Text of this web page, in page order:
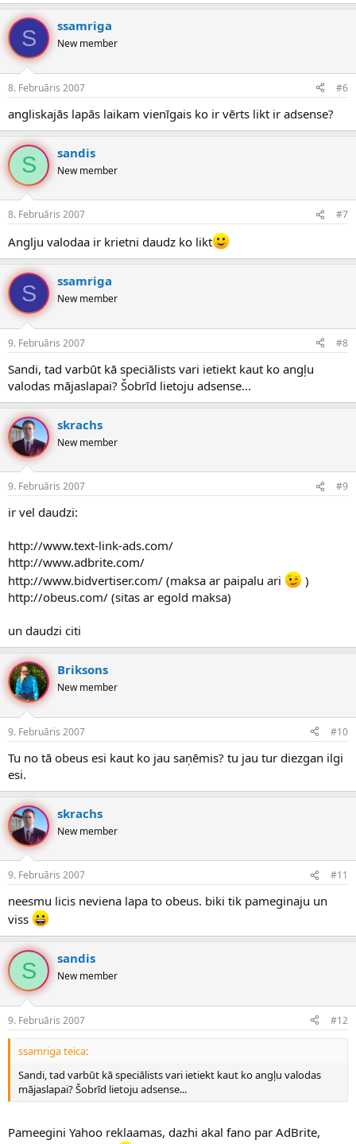
S ssamriga
New member
8. Februāris 2007 #6
angliskajās lapās laikam vienīgais ko ir vērts likt ir adsense?
S sandis
New member
8. Februāris 2007 #7
Anglju valodaa ir krietni daudz ko likt
S ssamriga
New member
9. Februāris 2007 #8
Sandi, tad varbūt kā speciālists vari ietiekt kaut ko angļu
valodas mājaslapai? Šobrīd lietoju adsense...
skrachs
New member
9. Februāris 2007 #9
ir vel daudzi:
http://www.text-link-ads.com/
http://www.adbrite.com/
http://www.bidvertiser.com/ (maksa ar paipalu ari
)
http://obeus.com/ (sitas ar egold maksa)
un daudzi citi
Briksons
New member
9. Februāris 2007 #10
Tu no tā obeus esi kaut ko jau saņēmis? tu jau tur diezgan ilgi
esi.
skrachs
New member
9. Februāris 2007 #11
neesmu licis neviena lapa to obeus. biki tik pameginaju un
viss
S sandis
New member
9. Februāris 2007 #12
ssamriga teica:
Sandi, tad varbūt kā speciālists vari ietiekt kaut ko angļu valodas
mājaslapai? Šobrīd lietoju adsense...
Pameegini Yahoo reklaamas, dazhi akal fano par AdBrite,